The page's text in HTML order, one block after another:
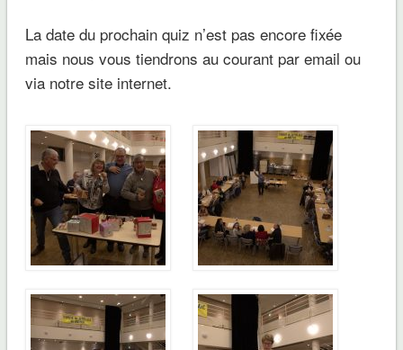
La date du prochain quiz n’est pas encore fixée
mais nous vous tiendrons au courant par email ou
via notre site internet.